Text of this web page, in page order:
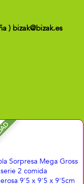
) bizak@bizak.es